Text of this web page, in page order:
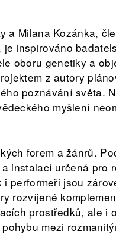
Milana Kozánka,
inspirováno
oboru genetiky a
z autory
poznávání světa.
myšlení
forem a žánrů.
instalací určená pro
performeři jsou
rozvíjené
prostředků, ale i
mezi